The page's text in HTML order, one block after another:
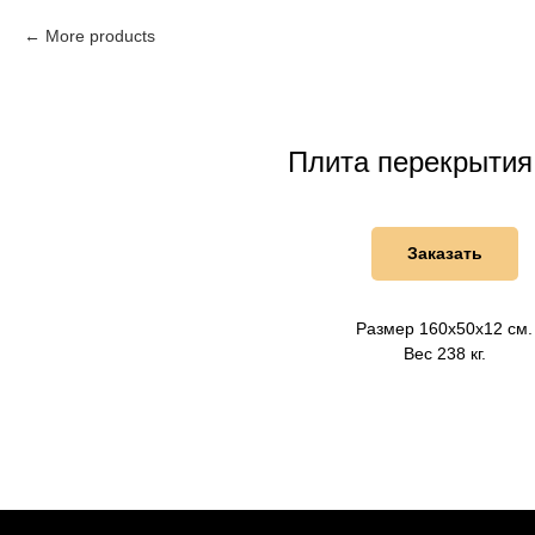
More products
Плита
Заказать
Размер 160х50х12 см.
Вес 238 кг.